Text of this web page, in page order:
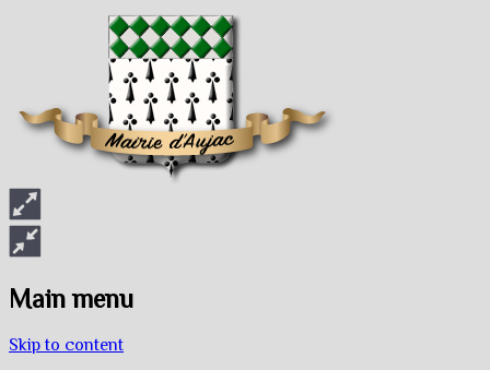
Main menu
Skip to content